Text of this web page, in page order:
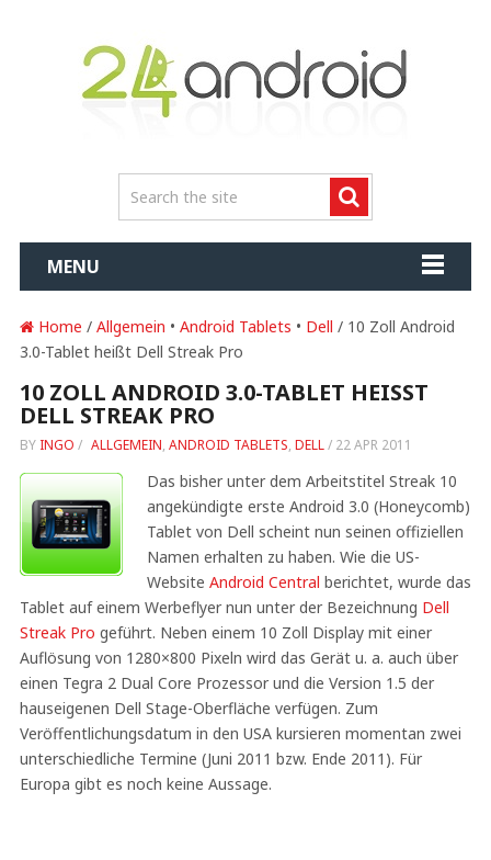
MENU
Home / Allgemein • Android Tablets • Dell / 10 Zoll Android
3.0-Tablet heißt Dell Streak Pro
10 ZOLL ANDROID 3.0-TABLET HEISST D
ELL STREAK PRO
BY INGO / ALLGEMEIN, ANDROID TABLETS, DELL/ 22 APR 2011
Das bisher unter dem Arbeitstitel Streak 10
angekündigte erste Android 3.0 (Honeycomb)
Tablet von Dell scheint nun seinen offiziellen
Namen erhalten zu haben. Wie die US-
Website Android Central berichtet, wurde das
Tablet auf einem Werbeflyer nun unter der Bezeichnung Dell
Streak Pro geführt. Neben einem 10 Zoll Display mit einer
Auflösung von 1280×800 Pixeln wird das Gerät u. a. auch über
einen Tegra 2 Dual Core Prozessor und die Version 1.5 der
hauseigenen Dell Stage-Oberfläche verfügen. Zum
Veröffentlichungsdatum in den USA kursieren momentan zwei
unterschiedliche Termine (Juni 2011 bzw. Ende 2011). Für
Europa gibt es noch keine Aussage.